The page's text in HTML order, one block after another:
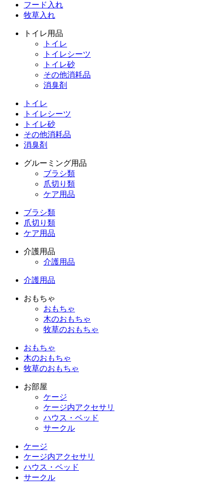
フード入れ
牧草入れ
トイレ用品
トイレ
トイレシーツ
トイレ砂
その他消耗品
消臭剤
トイレ
トイレシーツ
トイレ砂
その他消耗品
消臭剤
グルーミング用品
ブラシ類
爪切り類
ケア用品
ブラシ類
爪切り類
ケア用品
介護用品
介護用品
介護用品
おもちゃ
おもちゃ
木のおもちゃ
牧草のおもちゃ
おもちゃ
木のおもちゃ
牧草のおもちゃ
お部屋
ケージ
ケージ内アクセサリ
ハウス・ベッド
サークル
ケージ
ケージ内アクセサリ
ハウス・ベッド
サークル